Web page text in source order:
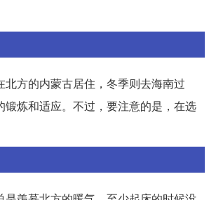
方的内蒙古居住，冬季则去海南过
炼和适应。不过，要注意的是，在选